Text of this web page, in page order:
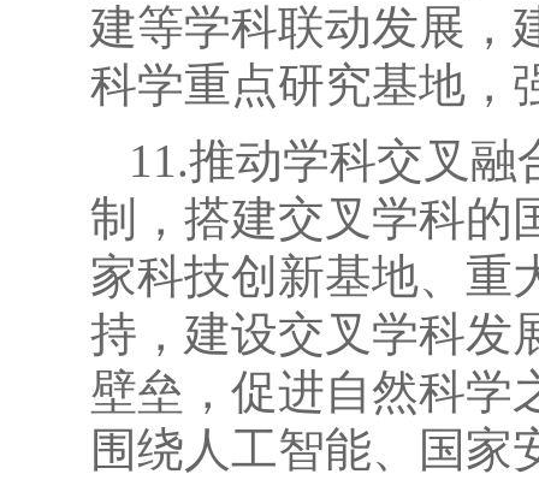
建等学科联动发展，
科学重点研究基地，
11.推动学科交叉
制，搭建交叉学科的
家科技创新基地、重
持，建设交叉学科发
壁垒，促进自然科学
围绕人工智能、国家